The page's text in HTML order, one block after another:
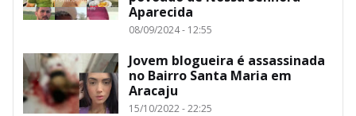
Aparecida
08/09/2024 - 12:55
Jovem blogueira é assassinada
no Bairro Santa Maria em
Aracaju
15/10/2022 - 22:25